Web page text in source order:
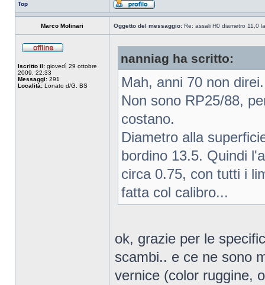
Top
Marco Molinari Oggetto del messaggio: Re: assali H0 diametro 11,0
Iscritto il: giovedì 29 ottobre
2009, 22:33
Messaggi: 291
Località: Lonato d/G. BS
nanniag ha scritto:
Mah, anni 70 non direi.
Non sono RP25/88,
costano.
Diametro alla
bordino 13.5. Quindi
circa 0.75, con tutti i
fatta col calibro...
ok, grazie per le
scambi.. e ce ne sono
vernice (color ruggine,